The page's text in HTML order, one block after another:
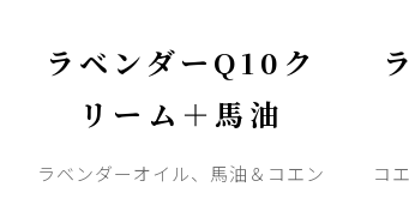
ラベンダーQ10ク
リーム＋馬油
ラベンダーオイル、馬油＆コエン
コ